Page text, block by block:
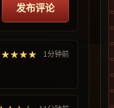
发布评论
1分钟前